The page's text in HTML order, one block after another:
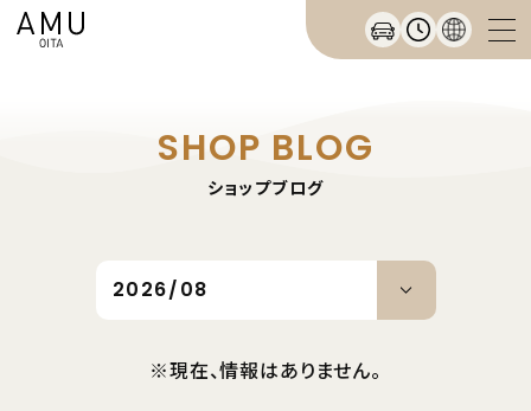
SHOP BLOG
ショップブログ
※現在、情報はありません。